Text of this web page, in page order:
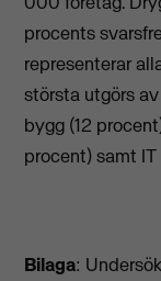
procents
representerar
största utgörs
bygg (12
procent) samt
Bilaga: